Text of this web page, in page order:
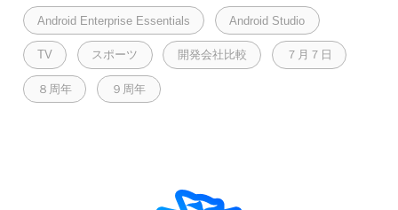
Android Enterprise Essentials Android Studio
TV スポーツ 開発会社比較 ７月７日
８周年 ９周年